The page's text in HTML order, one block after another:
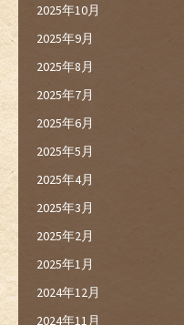
2025年10月
2025年9月
2025年8月
2025年7月
2025年6月
2025年5月
2025年4月
2025年3月
2025年2月
2025年1月
2024年12月
2024年11月